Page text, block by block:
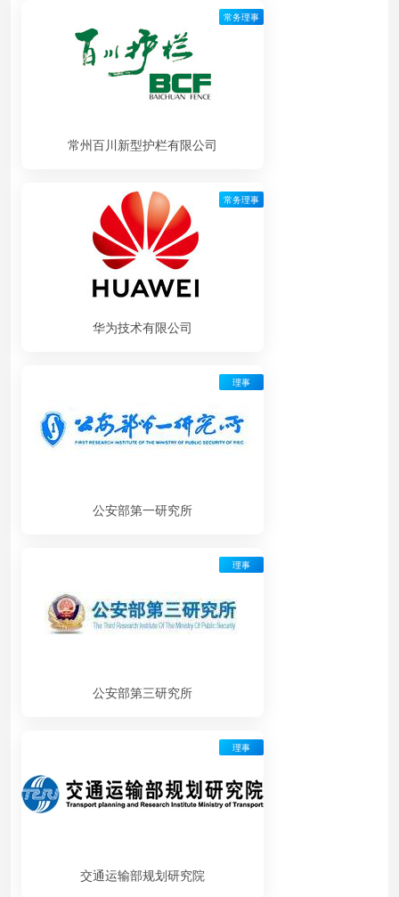
常州百川新型护栏有限公司
常务理事
华为技术有限公司
常务理事
公安部第一研究所
理事
公安部第三研究所
理事
交通运输部规划研究院
理事